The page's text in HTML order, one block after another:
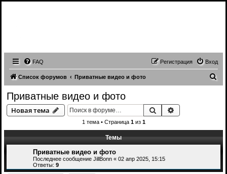
FAQ Вход
Регистрация
Список форумов Приватные видео и фото
Приватные видео и фото
Новая тема Поиск
1 тема • Страница 1из 1
Темы
Приватные видео и фото
Последнее сообщение JillBonn « 02 апр 2025, 15:15
Ответы: 9